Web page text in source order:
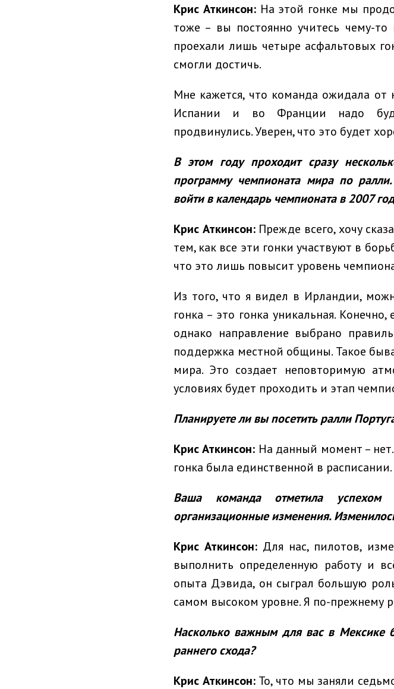
Крис Аткинсон:На этой гонке мы
тоже – вы постоянно учитесь чему-
проехали лишь четыре асфальтовых
смогли достичь.
Мне кажется, что команда ожидала от
Испании и во Франции надо
продвинулись. Уверен, что это будет
В этом году проходит сразу
программу чемпионата мира по
войти в календарь чемпионата в 2007
Крис Аткинсон:Прежде всего, хочу
тем, как все эти гонки участвуют в
что это лишь повысит уровень
Из того, что я видел в Ирландии,
гонка – это гонка уникальная.
однако направление выбрано
поддержка местной общины. Такое
мира. Это создает неповторимую
условиях будет проходить и этап
Планируете ли вы посетить ралли
Крис Аткинсон: На данный момент –
гонка была единственной в расписании.
Ваша команда отметила успехом
организационные изменения.
Крис Аткинсон: Для нас, пилотов,
выполнить определенную работу и
опыта Дэвида, он сыграл большую
самом высоком уровне. Я по-прежнему
Насколько важным для вас в Мексике
раннего схода?
Крис Аткинсон:То, что мы заняли